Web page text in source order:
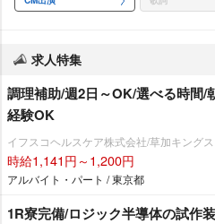
求人特集
調理補助/週2日～OK/選べる時間/
経験OK
イフスコヘルスケア株式会社/草加キング
時給1,141円～1,200円
アルバイト・パート / 東京都
1R寮完備/ロジック半導体の試作